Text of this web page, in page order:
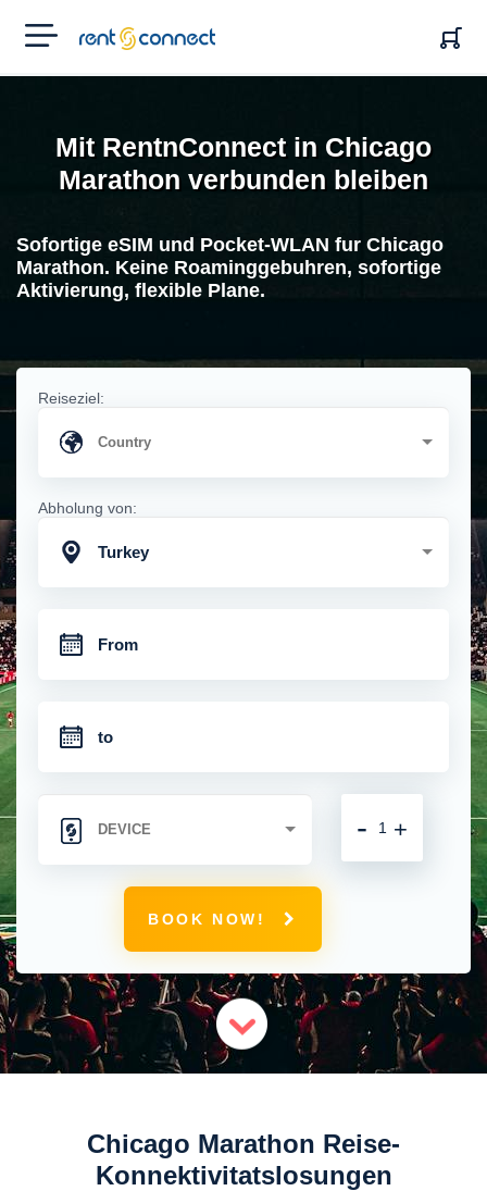
RENT'N
CONNECT
Mit RentnConnect in Chicago
Marathon verbunden bleiben
Sofortige eSIM und Pocket-WLAN fur Chicago
Marathon. Keine Roaminggebuhren, sofortige
Aktivierung, flexible Plane.
Reiseziel:
Abholung von:
Turkey
+
-
BOOK NOW!
Chicago Marathon Reise-
Konnektivitatslosungen